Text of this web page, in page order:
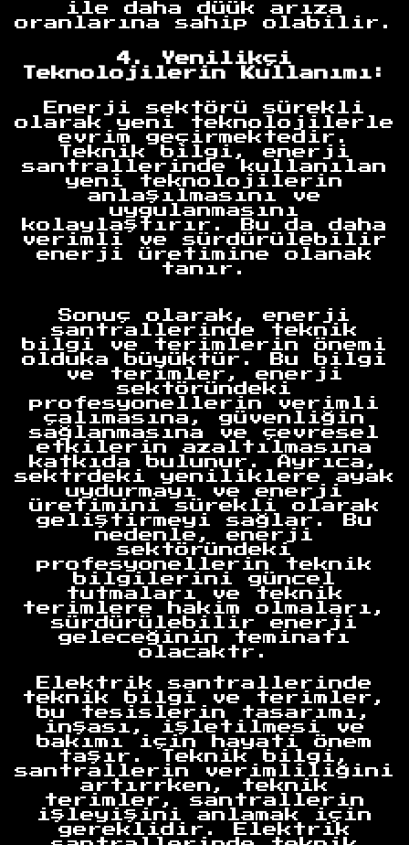
ile daha düük arıza
oranlarına sahip olabilir.
4. Yenilikçi
Teknolojilerin Kullanımı:
Enerji sektörü sürekli
olarak yeni teknolojilerle
evrim geçirmektedir.
Teknik bilgi, enerji
santrallerinde kullanılan
yeni teknolojilerin
anlaşılmasını ve
uygulanmasını
kolaylaştırır. Bu da daha
verimli ve sürdürülebilir
enerji üretimine olanak
tanır.
Sonuç olarak, enerji
santrallerinde teknik
bilgi ve terimlerin önemi
olduka büyüktür. Bu bilgi
ve terimler, enerji
sektöründeki
profesyonellerin verimli
çalımasına, güvenliğin
sağlanmasına ve çevresel
etkilerin azaltılmasına
katkıda bulunur. Ayrıca,
sektrdeki yeniliklere ayak
uydurmayı ve enerji
üretimini sürekli olarak
geliştirmeyi sağlar. Bu
nedenle, enerji
sektöründeki
profesyonellerin teknik
bilgilerini güncel
tutmaları ve teknik
terimlere hakim olmaları,
sürdürülebilir enerji
geleceğinin teminatı
olacaktr.
Elektrik santrallerinde
teknik bilgi ve terimler,
bu tesislerin tasarımı,
inşası, işletilmesi ve
bakımı için hayati önem
taşır. Teknik bilgi,
santrallerin verimliliğini
artırrken, teknik
terimler, santrallerin
işleyişini anlamak için
gereklidir. Elektrik
Anasayfa